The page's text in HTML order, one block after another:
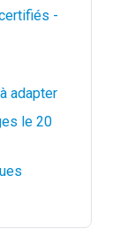
-
adapter
le 20